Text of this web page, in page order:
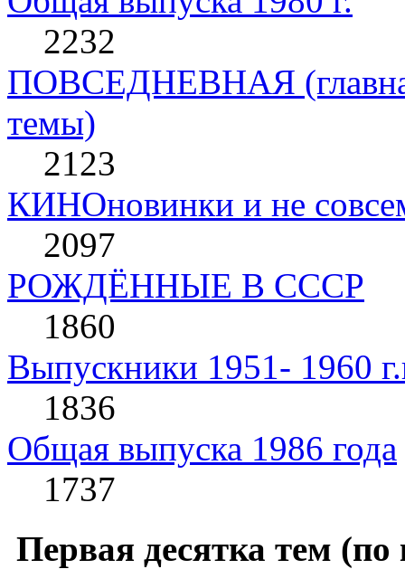
2232
ПОВСЕДНЕВНАЯ
темы)
2123
КИНОновинки и не
2097
РОЖДЁННЫЕ В СССР
1860
Выпускники 1951- 1960
1836
Общая выпуска 1986 года
1737
Первая десятка тем (по